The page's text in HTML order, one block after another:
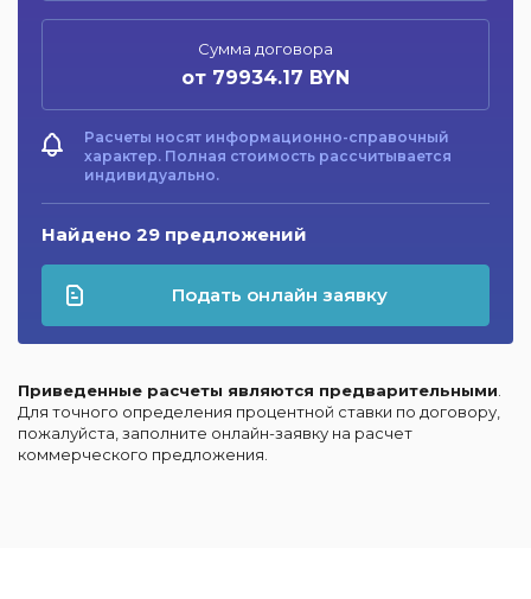
Сумма договора
от 79934.17 BYN
Расчеты носят информационно-справочный
характер. Полная стоимость рассчитывается
индивидуально.
Найдено 29 предложений
Подать онлайн заявку
Приведенные расчеты являются предварительными
Для точного определения процентной ставки по договору,
пожалуйста, заполните онлайн-заявку на расчет
коммерческого предложения.